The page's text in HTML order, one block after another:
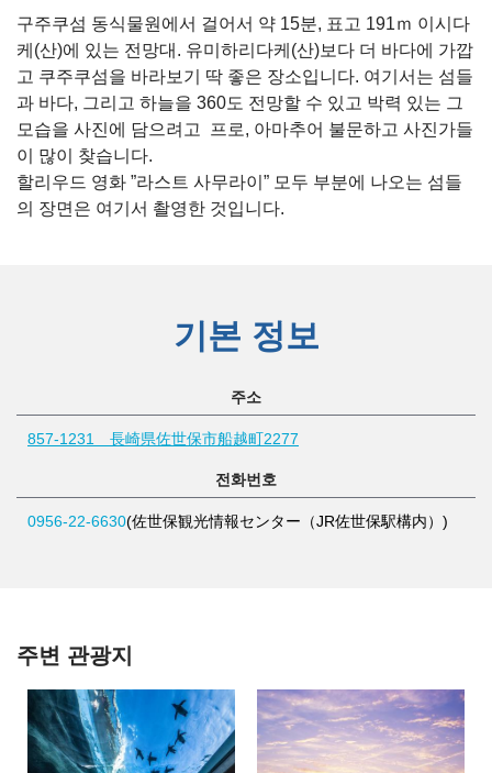
구주쿠섬 동식물원에서 걸어서 약 15분, 표고 191ｍ 이시다
케(산)에 있는 전망대. 유미하리다케(산)보다 더 바다에 가깝
고 쿠주쿠섬을 바라보기 딱 좋은 장소입니다. 여기서는 섬들
과 바다, 그리고 하늘을 360도 전망할 수 있고 박력 있는 그
모습을 사진에 담으려고 프로, 아마추어 불문하고 사진가들
이 많이 찾습니다.
할리우드 영화 ”라스트 사무라이” 모두 부분에 나오는 섬들
의 장면은 여기서 촬영한 것입니다.
기본 정보
주소
857-1231 長崎県佐世保市船越町2277
전화번호
0956-22-6630(佐世保観光情報センター（JR佐世保駅構内）)
주변 관광지